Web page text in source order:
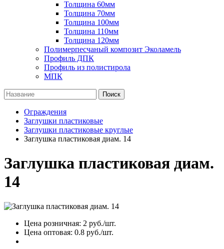
Толщина 60мм
Толщина 70мм
Толщина 100мм
Толщина 110мм
Толщина 120мм
Полимерпесчаный композит Эколамель
Профиль ДПК
Профиль из полистирола
МПК
Поиск
Ограждения
Заглушки пластиковые
Заглушки пластиковые круглые
Заглушка пластиковая диам. 14
Заглушка пластиковая диам.
14
Цена розничная: 2 руб./шт.
Цена оптовая: 0.8 руб./шт.